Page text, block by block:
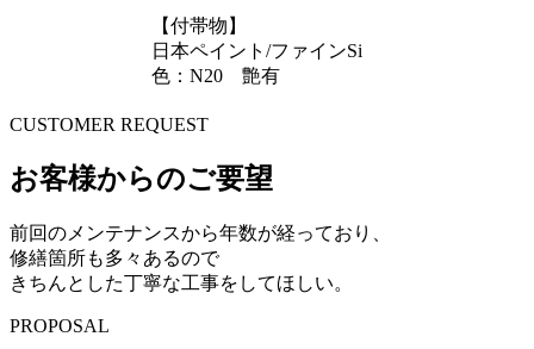
【付帯物】
日本ペイント/ファインSi
色：N20 艶有
CUSTOMER REQUEST
お客様からのご要望
前回のメンテナンスから年数が経っており、
修繕箇所も多々あるので
きちんとした丁寧な工事をしてほしい。
PROPOSAL